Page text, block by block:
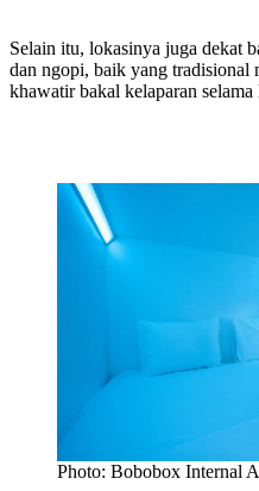
Selain itu, lokasinya juga dekat
dan ngopi, baik yang tradisional
khawatir bakal kelaparan
Photo: Bobobox Internal